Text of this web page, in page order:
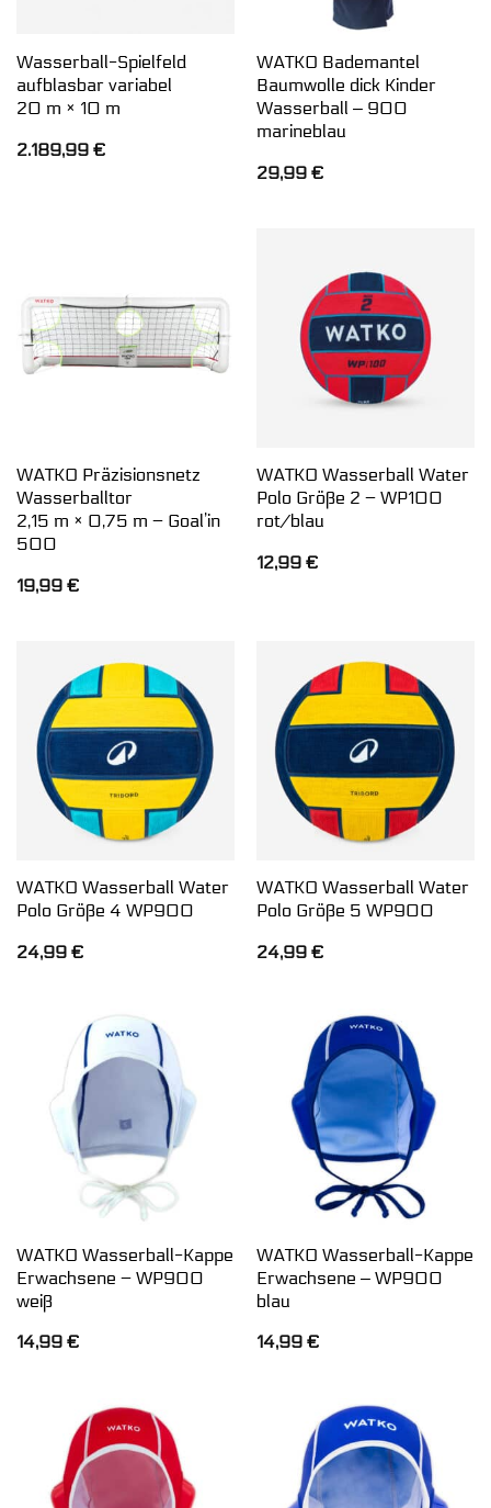
Wasserball-Spielfeld
aufblasbar variabel
20 m × 10 m
2.189,99 €
WATKO Bademantel
Baumwolle dick Kinder
Wasserball ‒ 900
marineblau
29,99 €
WATKO Präzisionsnetz
Wasserballtor
2,15 m × 0,75 m – Goal’in
500
19,99 €
WATKO Wasserball Water
Polo Größe 2 – WP100
rot/blau
12,99 €
WATKO Wasserball Water
Polo Größe 4 WP900
24,99 €
WATKO Wasserball Water
Polo Größe 5 WP900
24,99 €
WATKO Wasserball-Kappe
Erwachsene – WP900
weiß
14,99 €
WATKO Wasserball-Kappe
Erwachsene ‒ WP900
blau
14,99 €